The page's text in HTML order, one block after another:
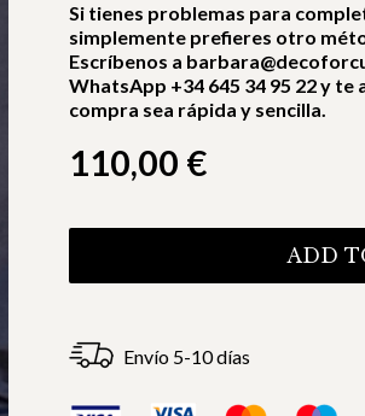
Si tienes problemas para
simplemente prefieres otro
Escríbenos a
WhatsApp +34 645 34 95 22 y
compra sea rápida y sencilla.
110,00 €
ADD
Envío 5-10 días